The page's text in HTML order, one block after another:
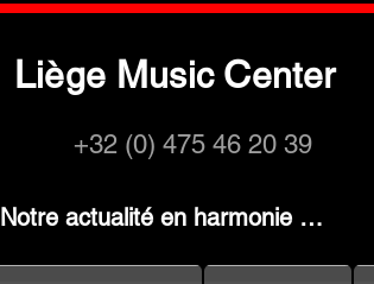
Liège Music Center
+32 (0) 475 46 20 39
Notre actualité en harmonie …